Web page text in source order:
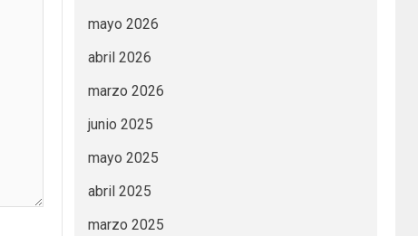
mayo 2026
abril 2026
marzo 2026
junio 2025
mayo 2025
abril 2025
marzo 2025